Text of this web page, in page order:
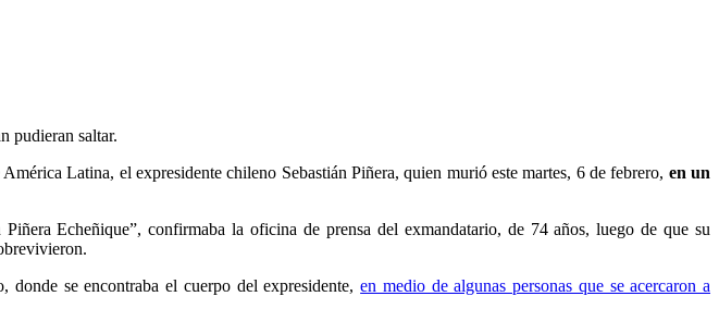
pudieran saltar.
Latina, el expresidente chileno Sebastián Piñera, quien murió este martes, 6 de febrero, en un
Echeñique”, confirmaba la oficina de prensa del exmandatario, de 74 años, luego de que su
se encontraba el cuerpo del expresidente,en medio de algunas personas que se acercaron a